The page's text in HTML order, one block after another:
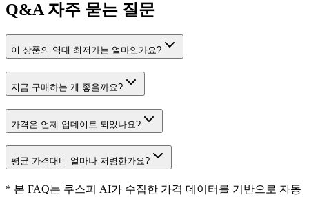
Q&A자주 묻는 질문
이 상품의 역대 최저가는 얼마인가요?
지금 구매하는 게 좋을까요?
가격은 언제 업데이트 되었나요?
평균 가격대비 얼마나 저렴한가요?
* 본 FAQ는 쿠스피 AI가 수집한 가격 데이터를 기반으로 자동